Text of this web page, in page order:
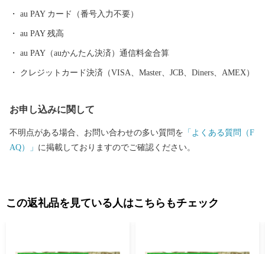
au PAY カード（番号入力不要）
au PAY 残高
au PAY（auかんたん決済）通信料金合算
クレジットカード決済（VISA、Master、JCB、Diners、AMEX）
お申し込みに関して
不明点がある場合、お問い合わせの多い質問を 「よくある質問（F
AQ）」 に掲載しておりますのでご確認ください。
この返礼品を見ている人はこちらもチェック